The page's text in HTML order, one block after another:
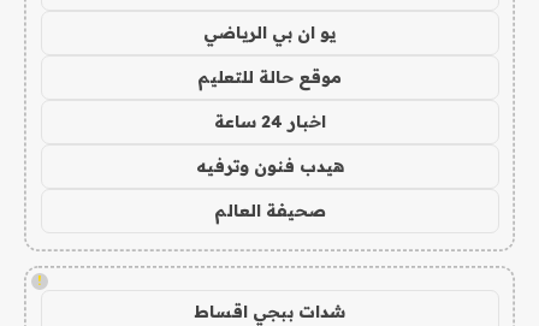
يو ان بي الرياضي
موقع حالة للتعليم
اخبار 24 ساعة
هيدب فنون وترفيه
صحيفة العالم
!
شدات ببجي اقساط